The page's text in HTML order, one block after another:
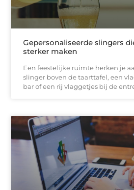
Gepersonaliseerde slingers
sterker maken
Een feestelijke ruimte herken je
slinger boven de taarttafel, een
bar of een rij vlaggetjes bij de